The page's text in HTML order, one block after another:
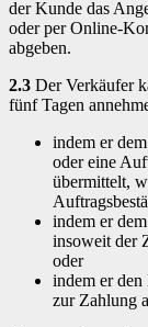
der Kunde das
oder per Online-
abgeben.
2.3 Der Verkäufer
fünf Tagen
indem er
oder eine
übermittelt,
indem er
insoweit der
oder
indem er
zur Zahlung